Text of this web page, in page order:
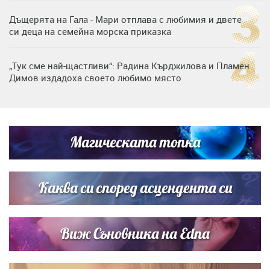
Дъщерята на Гала - Мари отплава с любимия и двете
си деца на семейна морска приказка
„Тук сме най-щастливи“: Радина Кърджилова и Пламен
Димов издадоха своето любимо място
Братя Аргирови я изненадаха с песен
Магическата топка
Каква си според асцендента си
Виж Съновника на Edna